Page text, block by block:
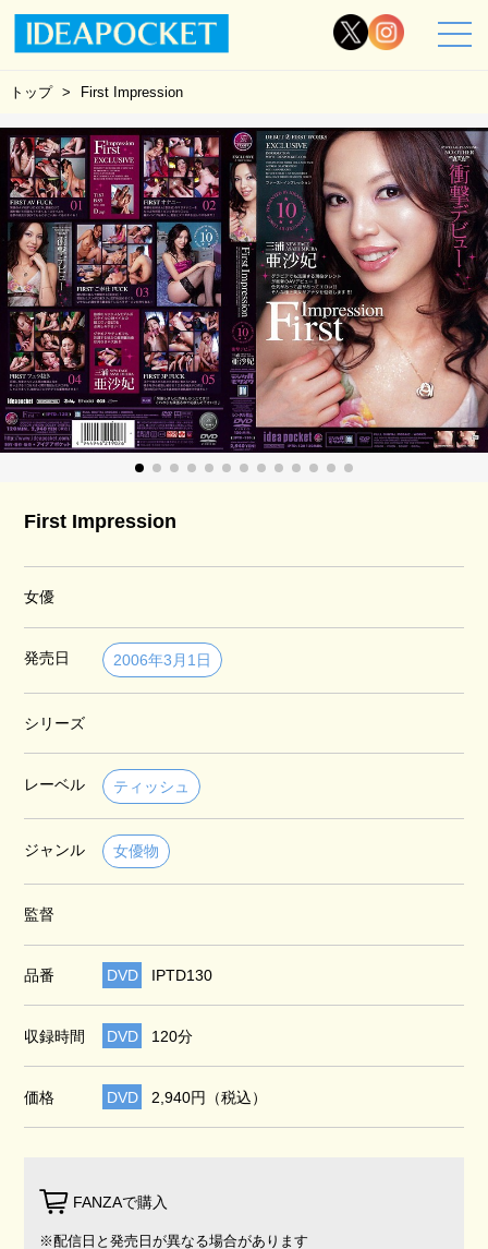
トップ First Impression
First Impression
女優
発売日 2006年3月1日
シリーズ
レーベル ティッシュ
ジャンル 女優物
監督
品番 DVD IPTD130
収録時間 DVD 120分
価格 DVD 2,940円（税込）
FANZAで購入
※配信日と発売日が異なる場合があります